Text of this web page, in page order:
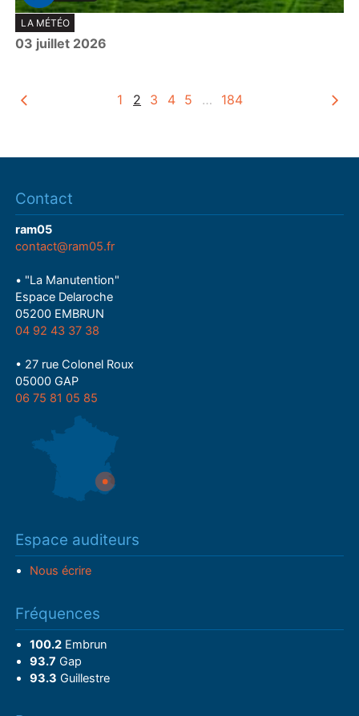
P
l
a
LA MÉTÉO
03 juillet 2026
1 2 3 4 5 … 184
Contact
ram05
contact@ram05.fr
• "La Manutention"
Espace Delaroche
05200 EMBRUN
04 92 43 37 38
• 27 rue Colonel Roux
05000 GAP
06 75 81 05 85
Espace auditeurs
Nous écrire
Fréquences
100.2Embrun
93.7 Gap
93.3 Guillestre